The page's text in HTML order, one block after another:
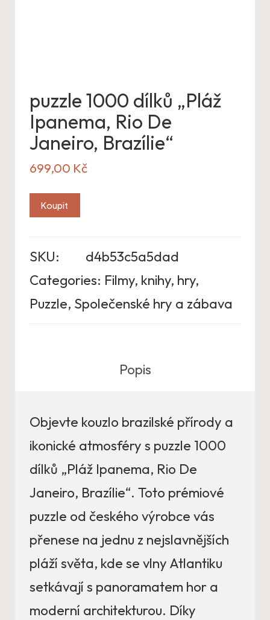
puzzle 1000 dílků „Pláž
Ipanema, Rio De
Janeiro, Brazílie“
699,00 Kč
Koupit
SKU:
d4b53c5a5dad
Categories: Filmy, knihy, hry,
Puzzle, Společenské hry a zábava
Popis
Objevte kouzlo brazilské přírody a
ikonické atmosféry s puzzle 1000
dílků „Pláž Ipanema, Rio De
Janeiro, Brazílie“. Toto prémiové
puzzle od českého výrobce vás
přenese na jednu z nejslavnějších
pláží světa, kde se vlny Atlantiku
setkávají s panoramatem hor a
moderní architekturou. Díky